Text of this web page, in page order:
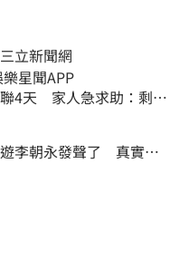
立新聞網
下載娛樂星聞APP
4天 家人急求助：剩我
李朝永發聲了 真實看